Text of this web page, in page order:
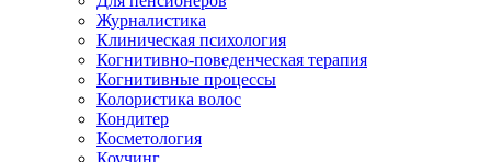
Журналистика
Клиническая психология
Когнитивно-поведенческая терапия
Когнитивные процессы
Колористика волос
Кондитер
Косметология
Коучинг